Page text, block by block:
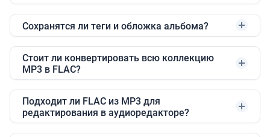
Сохранятся ли теги и обложка альбома?
Стоит ли конвертировать всю коллекцию
MP3 в FLAC?
Подходит ли FLAC из MP3 для
редактирования в аудиоредакторе?